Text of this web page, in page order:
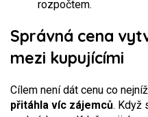
rozpočtem.
Správná cena
mezi kupujícími
Cílem není dát cenu co
přitáhla víc zájemců. Když